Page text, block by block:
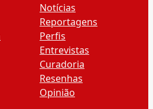
Notícias
Reportagens
Perfis
Entrevistas
Curadoria
Resenhas
Opinião